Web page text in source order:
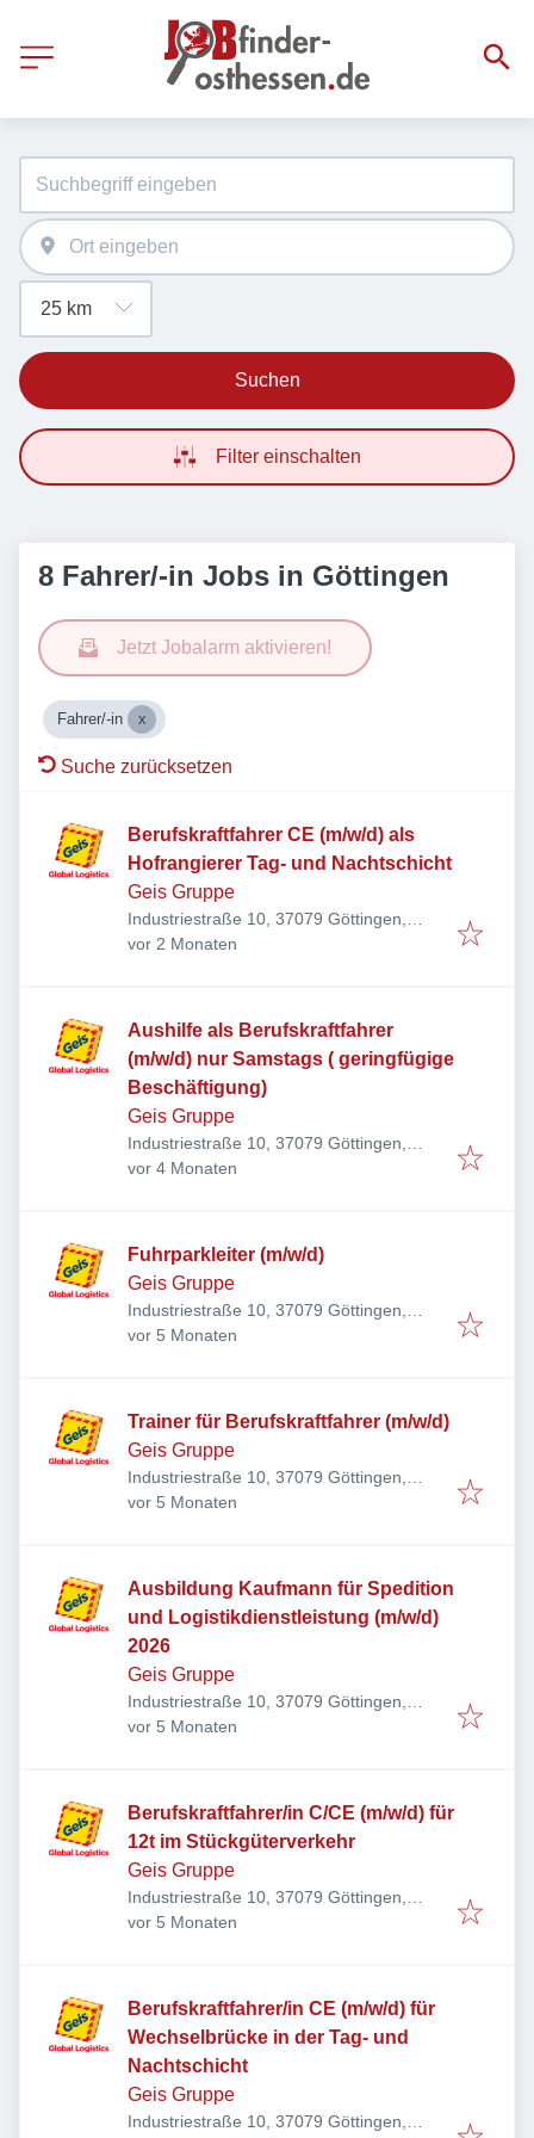
Suchen
Filter einschalten
8 Fahrer/-in Jobs in Göttingen
Jetzt Jobalarm aktivieren!
Fahrer/-in
Suche zurücksetzen
Berufskraftfahrer CE (m/w/d) als
Hofrangierer Tag- und Nachtschicht
Geis Gruppe
Industriestraße 10, 37079 Göttingen,
Deutschland
Veröffentlicht:
vor 2 Monaten
Aushilfe als Berufskraftfahrer
(m/w/d) nur Samstags ( geringfügige
Beschäftigung)
Geis Gruppe
Industriestraße 10, 37079 Göttingen,
Deutschland
Veröffentlicht:
vor 4 Monaten
Fuhrparkleiter (m/w/d)
Geis Gruppe
Industriestraße 10, 37079 Göttingen,
Deutschland
Veröffentlicht:
vor 5 Monaten
Trainer für Berufskraftfahrer (m/w/d)
Geis Gruppe
Industriestraße 10, 37079 Göttingen,
Deutschland
Veröffentlicht:
vor 5 Monaten
Ausbildung Kaufmann für Spedition
und Logistikdienstleistung (m/w/d)
2026
Geis Gruppe
Industriestraße 10, 37079 Göttingen,
Deutschland
Veröffentlicht:
vor 5 Monaten
Berufskraftfahrer/in C/CE (m/w/d) für
12t im Stückgüterverkehr
Geis Gruppe
Industriestraße 10, 37079 Göttingen,
Deutschland
Veröffentlicht:
vor 5 Monaten
Berufskraftfahrer/in CE (m/w/d) für
Wechselbrücke in der Tag- und
Nachtschicht
Geis Gruppe
Industriestraße 10, 37079 Göttingen,